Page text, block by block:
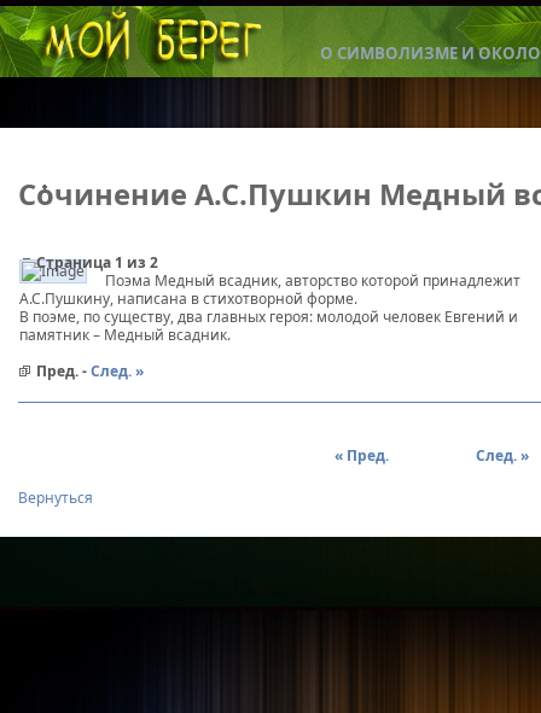
О СИМВОЛИЗМЕ И ОКОЛО
Сочинение А.С.Пушкин Медный
Страница 1 из 2
Поэма Медный всадник, авторство которой принадлежит
А.С.Пушкину, написана в стихотворной форме.
В поэме, по существу, два главных героя: молодой человек Евгений и
памятник – Медный всадник.
Пред. -След. »
« Пред. След. »
Вернуться